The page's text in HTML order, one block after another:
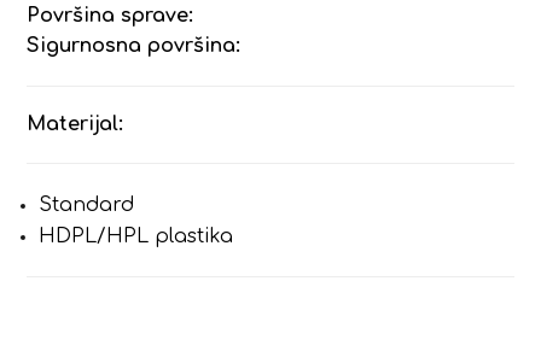
Površina sprave:
Sigurnosna površina:
Materijal:
Standard
HDPL/HPL plastika